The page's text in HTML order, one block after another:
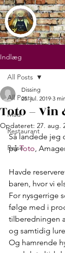
Indlæg
All Posts
Mad
Restaurant
Rejse
All Posts
Toto – Vin
Dissing
25. jul. 2019 3
Opdateret: 27. aug.
Så landede jeg
på Toto,
Havde
baren, hvor vi
For nysgerrige
følge med i
tilberedningen
og samtidig
Og hamrende